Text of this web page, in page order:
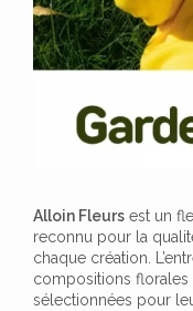
Alloin Fleurs est un
reconnu pour la
chaque création.
compositions florales
sélectionnées pour